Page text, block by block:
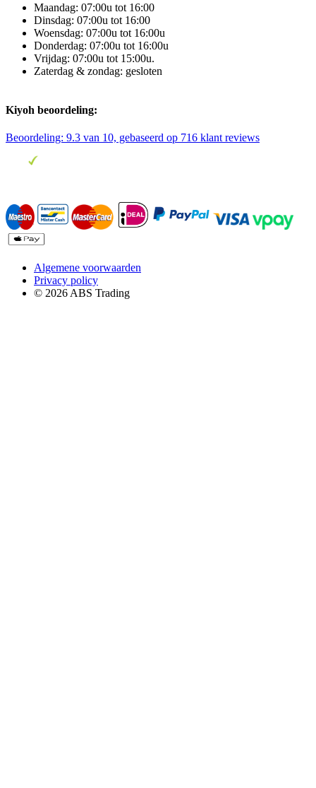
Maandag: 07:00u tot 16:00
Dinsdag: 07:00u tot 16:00
Woensdag: 07:00u tot 16:00u
Donderdag: 07:00u tot 16:00u
Vrijdag: 07:00u tot 15:00u.
Zaterdag & zondag: gesloten
Kiyoh beoordeling:
Beoordeling: 9.3 van 10, gebaseerd op 716 klant reviews
Algemene voorwaarden
Privacy policy
© 2026 ABS Trading